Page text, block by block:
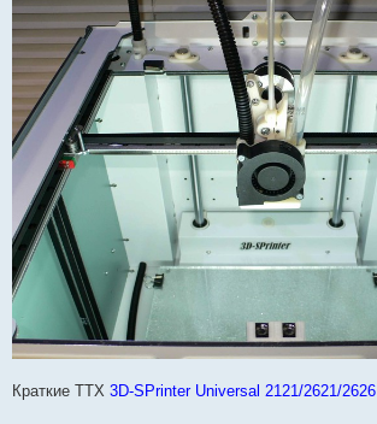
Краткие ТТХ 3D-SPrinter Universal 2121/2621/2626